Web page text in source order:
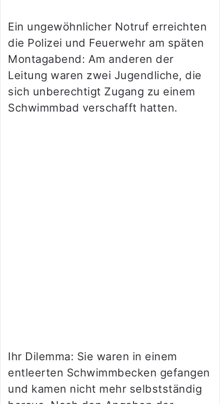
Ein ungewöhnlicher Notruf erreichten
die Polizei und Feuerwehr am späten
Montagabend: Am anderen der
Leitung waren zwei Jugendliche, die
sich unberechtigt Zugang zu einem
Schwimmbad verschafft hatten.
Ihr Dilemma: Sie waren in einem
entleerten Schwimmbecken gefangen
und kamen nicht mehr selbstständig